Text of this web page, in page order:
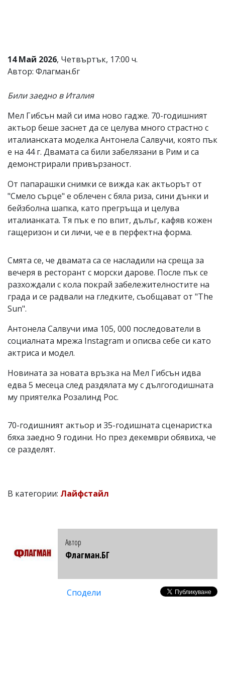
от
читателите
и
не
носи
отговорност
за
тях!
Ако
обиден
за
коментар,
моля
сигнализирайте
ни!
14 Май 2026, Четвъртък, 17:00 ч.
Автор: Флагман.бг
Били заедно в Италия
Мел Гибсън май си има ново гадже. 70-годишният
актьор беше заснет да се целува много страстно с
италианската моделка Антонела Салвучи, която пък
е на 44 г. Двамата са били забелязани в Рим и са
демонстрирали привързаност.
От папарашки снимки се вижда как актьорът от
"Смело сърце" е облечен с бяла риза, сини дънки и
бейзболна шапка, като прегръща и целува
италианката. Тя пък е по впит, дълъг, кафяв кожен
гащеризон и си личи, че е в перфектна форма.
Смята се, че двамата са се насладили на среща за
вечеря в ресторант с морски дарове. После пък се
разхождали с кола покрай забележителностите на
града и се радвали на гледките, съобщават от "The
Sun".
Антонела Салвучи има 105, 000 последователи в
социалната мрежа Instagram и описва себе си като
актриса и модел.
Новината за новата връзка на Мел Гибсън идва
едва 5 месеца след раздялата му с дългогодишната
му приятелка Розалинд Рос.
70-годишният актьор и 35-годишната сценаристка
бяха заедно 9 години. Но през декември обявиха, че
се разделят.
В категории: Лайфстайл
Автор
Флагман.БГ
Сподели